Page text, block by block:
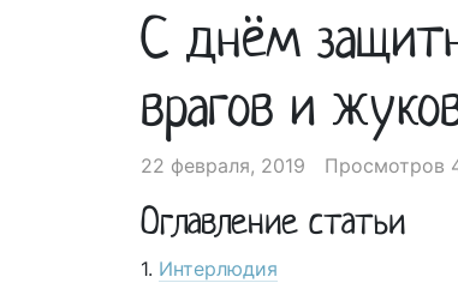
С днём
врагов и
22 февраля, 2019 Просмотров
Оглавление статьи
Интерлюдия